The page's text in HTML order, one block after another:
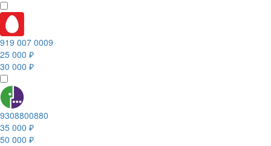
919 007 0009
25 000 ₽
30 000 ₽
9308800880
35 000 ₽
50 000 ₽